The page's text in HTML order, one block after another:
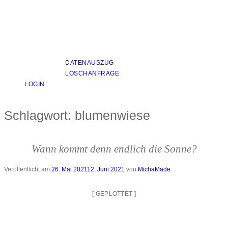
DATENAUSZUG
LÖSCHANFRAGE
LOGIN
Schlagwort: blumenwiese
Wann kommt denn endlich die Sonne?
Veröffentlicht am 26. Mai 2021 12. Juni 2021 von MichaMade
[ GEPLOTTET ]